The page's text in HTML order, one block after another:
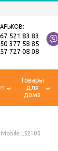
521 83 83
377 58 85
727 08 08
Товары
для
дома
LS2100